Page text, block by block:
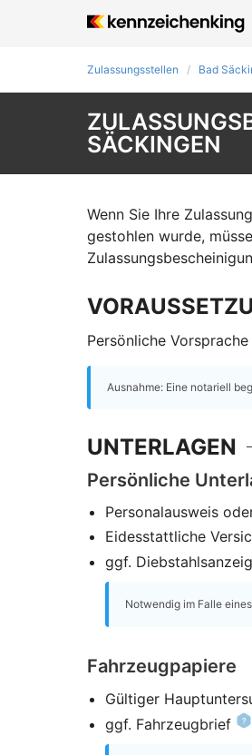
Zulassungsstellen Bad
SÄCKINGEN
Wenn Sie Ihre
gestohlen wurde,
Persönliche
Ausnahme: Eine notariell
UNTERLAGEN
Persönliche
Personalausweis
Eidesstattliche
ggf.
Notwendig im Falle
Fahrzeugpapiere
Gültiger
ggf. Fahrzeugbrief